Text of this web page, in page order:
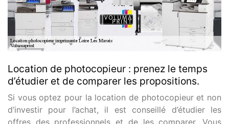
Location de photocopieur : prenez le temps
d’étudier et de comparer les propositions.
Si vous optez pour la location de photocopieur et non
d’investir pour l’achat, il est conseillé d’étudier les
offres des professionnels et de les comparer. Vous